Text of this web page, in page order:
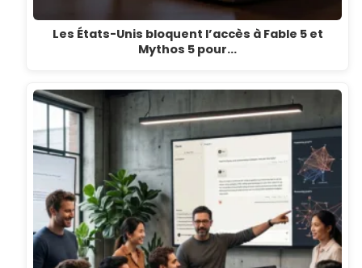
Les États-Unis bloquent l’accès à Fable 5 et
Mythos 5 pour…